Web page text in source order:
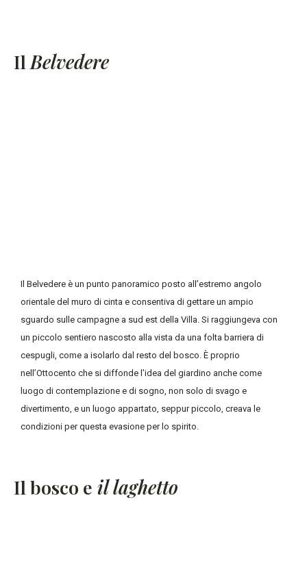
Il Belvedere
Il Belvedere è un punto panoramico posto all’estremo angolo
orientale del muro di cinta e consentiva di gettare un ampio
sguardo sulle campagne a sud est della Villa. Si raggiungeva con
un piccolo sentiero nascosto alla vista da una folta barriera di
cespugli, come a isolarlo dal resto del bosco. È proprio
nell’Ottocento che si diffonde l’idea del giardino anche come
luogo di contemplazione e di sogno, non solo di svago e
divertimento, e un luogo appartato, seppur piccolo, creava le
condizioni per questa evasione per lo spirito.
Il bosco e il laghetto